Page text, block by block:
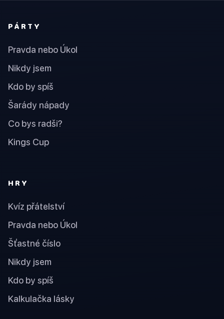
PÁRTY
Pravda nebo Úkol
Nikdy jsem
Kdo by spíš
Šarády nápady
Co bys radši?
Kings Cup
HRY
Kvíz přátelství
Pravda nebo Úkol
Šťastné číslo
Nikdy jsem
Kdo by spíš
Kalkulačka lásky